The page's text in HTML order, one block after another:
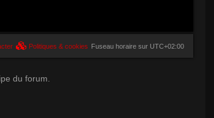
Fuseau horaire sur UTC+02:00
Politiques & cookies
du forum.